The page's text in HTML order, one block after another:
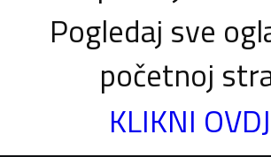
Pogledaj sve
početnoj
KLIKNI